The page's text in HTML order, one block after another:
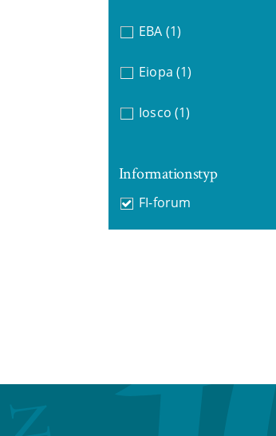
EBA (1)
Eiopa (1)
Iosco (1)
Informationstyp
FI-forum